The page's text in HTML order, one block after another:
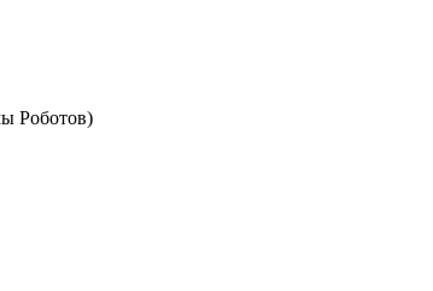
Роботов)